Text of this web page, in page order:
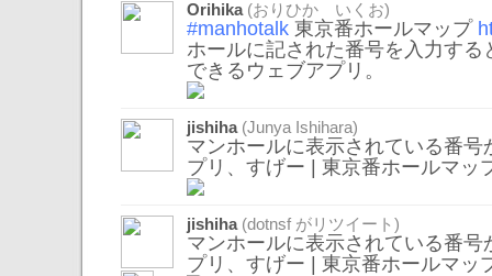
Orihika(おりひか いくお)
#manhotalk 東京番ホールマップ
ホールに記された番号を入力す
できるウェブアプリ。
jishiha(Junya Ishihara)
マンホールに表示されている番
プリ、すげー | 東京番ホールマッ
jishiha(dotnsf がリツイート)
マンホールに表示されている番
プリ、すげー | 東京番ホールマッ